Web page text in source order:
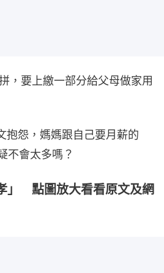
，要上繳一部分給父母做家用
抱怨，媽媽跟自己要月薪的
不會太多嗎？
」 點圖放大看看原文及網